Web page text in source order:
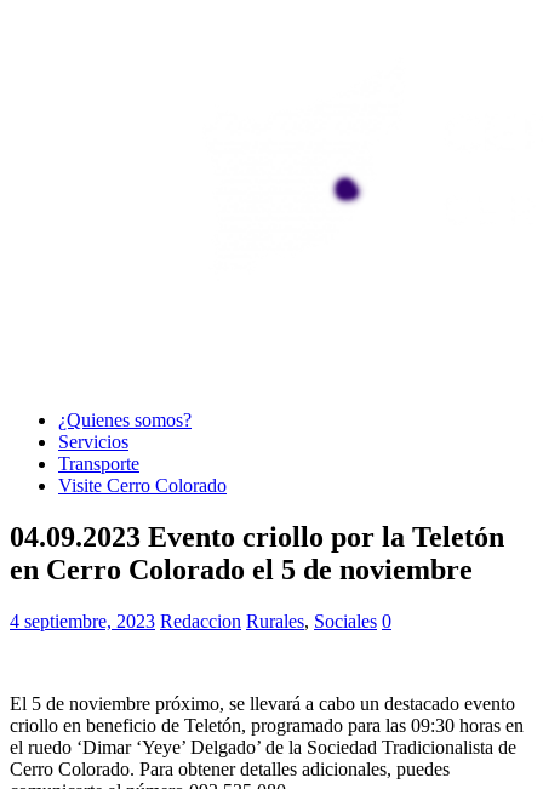
¿Quienes somos?
Servicios
Transporte
Visite Cerro Colorado
04.09.2023 Evento criollo por la Teletón
en Cerro Colorado el 5 de noviembre
4 septiembre, 2023 Redaccion Rurales, Sociales 0
El 5 de noviembre próximo, se llevará a cabo un destacado evento
criollo en beneficio de Teletón, programado para las 09:30 horas en
el ruedo ‘Dimar ‘Yeye’ Delgado’ de la Sociedad Tradicionalista de
Cerro Colorado. Para obtener detalles adicionales, puedes